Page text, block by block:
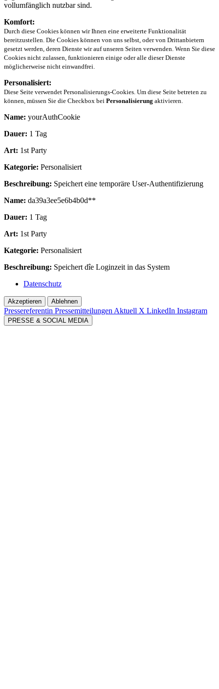
vollumfänglich nutzbar sind.
Komfort:
Durch diese Cookies können wir Ihnen eine erweiterte Funktionalität
bereitzustellen. Die Cookies können von uns selbst, oder von Drittanbietern
gesetzt werden, deren Dienste wir auf unseren Seiten verwenden. Wenn Sie diese
Cookies nicht zulassen, funktionieren einige oder alle dieser Dienste
möglicherweise nicht einwandfrei.
Personalisiert:
Diese Seite verwendet Personalisierungs-Cookies. Um diese Seite betreten zu
können, müssen Sie die Checkbox bei Personalisierung aktivieren.
Name: yourAuthCookie
Dauer: 1 Tag
Art: 1st Party
Kategorie: Personalisiert
Beschreibung: Speichert eine temporäre User-Authentifizierung
Name: da39a3ee5e6b4b0d**
Dauer: 1 Tag
Art: 1st Party
Kategorie: Personalisiert
Beschreibung: Speichert dîe Loginzeit in das System
Datenschutz
Akzeptieren Ablehnen
Pressereferentin Pressemitteilungen Aktuell X LinkedIn Instagram
PRESSE & SOCIAL MEDIA